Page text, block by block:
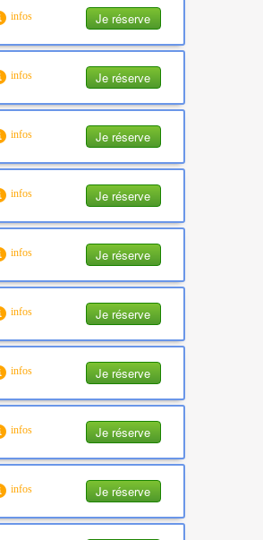
Je réserve
infos
Je réserve
infos
Je réserve
infos
Je réserve
infos
Je réserve
infos
Je réserve
infos
Je réserve
infos
Je réserve
infos
Je réserve
infos